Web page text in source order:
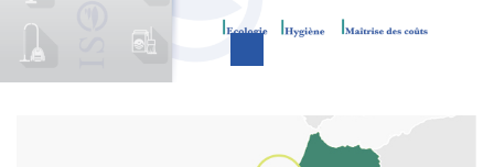
PARTENAIRES
CONTACT